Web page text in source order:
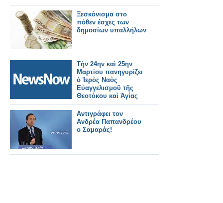
Ξεσκόνισμα στο
πόθεν έσχες των
δημοσίων υπαλλήλων
Τὴν 24ην καὶ 25ην
Μαρτίου πανηγυρίζει
ὁ Ἱερὸς Ναὸς
Εὐαγγελισμοῦ τῆς
Θεοτόκου καὶ Ἁγίας
Φωτεινῆς Ὑμηττοῦ.
Αντιγράφει τον
Ανδρέα Παπανδρέου
ο Σαμαράς!